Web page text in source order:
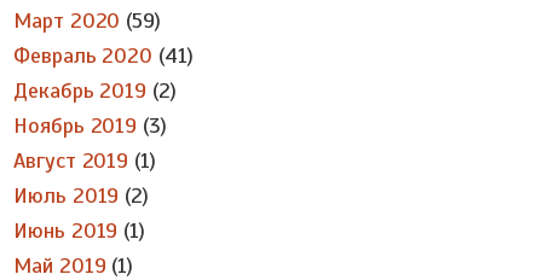
Март 2020 (59)
Февраль 2020 (41)
Декабрь 2019 (2)
Ноябрь 2019 (3)
Август 2019 (1)
Июль 2019 (2)
Июнь 2019 (1)
Май 2019 (1)